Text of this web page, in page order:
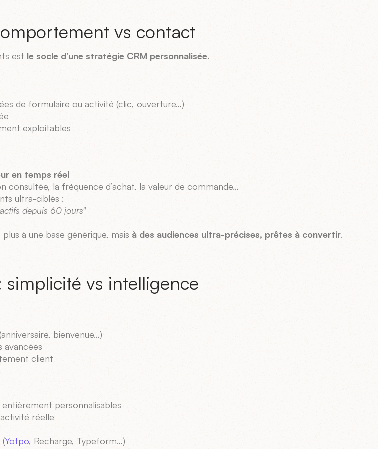
vs contact
est le socle d’une stratégie CRM personnalisée.
de formulaire ou activité (clic, ouverture…)
exploitables
en temps réel
consultée, la fréquence d’achat, la valeur de commande…
ultra-ciblés :
depuis 60 jours"
à une base générique, mais à des audiences ultra-précises, prêtes à convertir.
vs intelligence
bienvenue…)
avancées
client
personnalisables
réelle
Yotpo, Recharge, Typeform…)